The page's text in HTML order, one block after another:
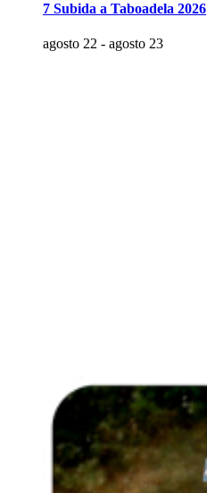
7 Subida a Taboadela 2026
agosto 22 - agosto 23